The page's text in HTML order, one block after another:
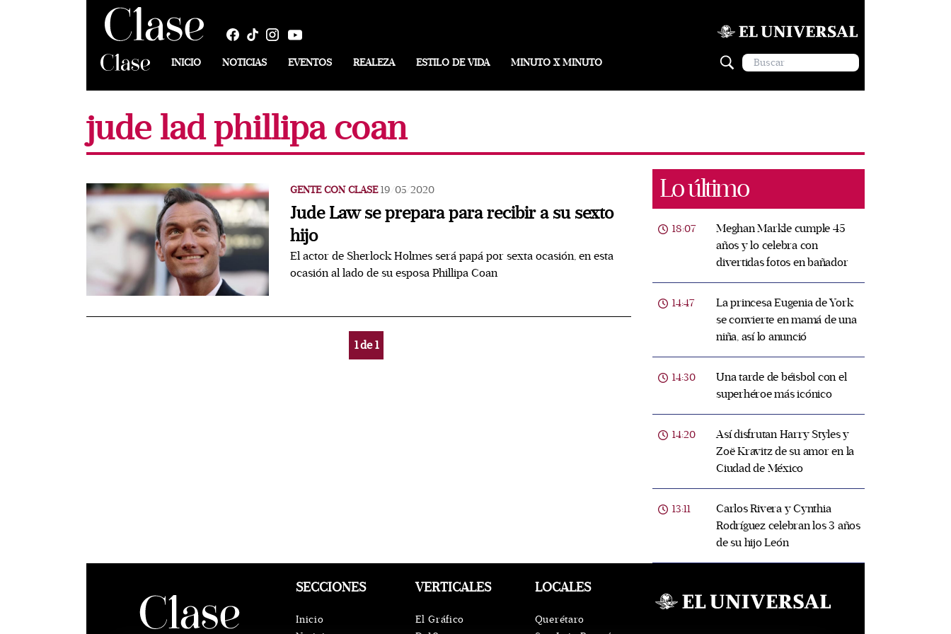
INICIO NOTICIAS EVENTOS REALEZA ESTILO DE VIDA MINUTO X MINUTO
jude lad phillipa coan
GENTE CON CLASE 19/05/2020
Jude Law se prepara para recibir a su sexto
hijo
El actor de Sherlock Holmes será papá por sexta ocasión, en esta
ocasión al lado de su esposa Phillipa Coan
1de1
Lo último
18:07
Meghan Markle cumple 45
años y lo celebra con
divertidas fotos en bañador
14:47
La princesa Eugenia de York
se convierte en mamá de una
niña, así lo anunció
14:30
Una tarde de béisbol con el
superhéroe más icónico
14:20
Así disfrutan Harry Styles y
Zoë Kravitz de su amor en la
Ciudad de México
13:11
Carlos Rivera y Cynthia
Rodríguez celebran los 3 años
de su hijo León
SECCIONES
Inicio
VERTICALES
El Gráfico
LOCALES
Querétaro